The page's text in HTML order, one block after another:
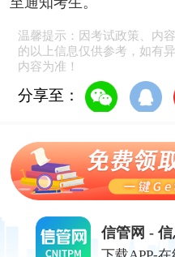
温馨提示：因考试政策、内
的以上信息仅供参考，如有
内容为准！
分享至：
信管网 -